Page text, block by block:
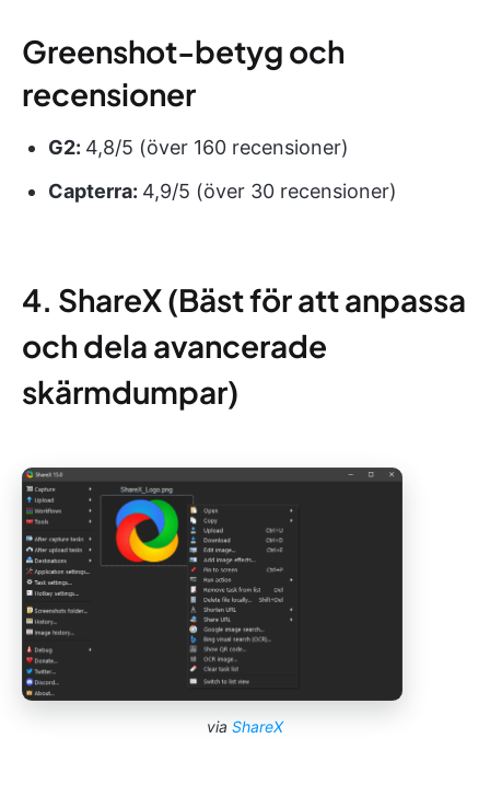
Greenshot-betyg och
recensioner
G2: 4,8/5 (över 160 recensioner)
Capterra: 4,9/5 (över 30 recensioner)
4. ShareX (Bäst för att anpassa
och dela avancerade
skärmdumpar)
via ShareX